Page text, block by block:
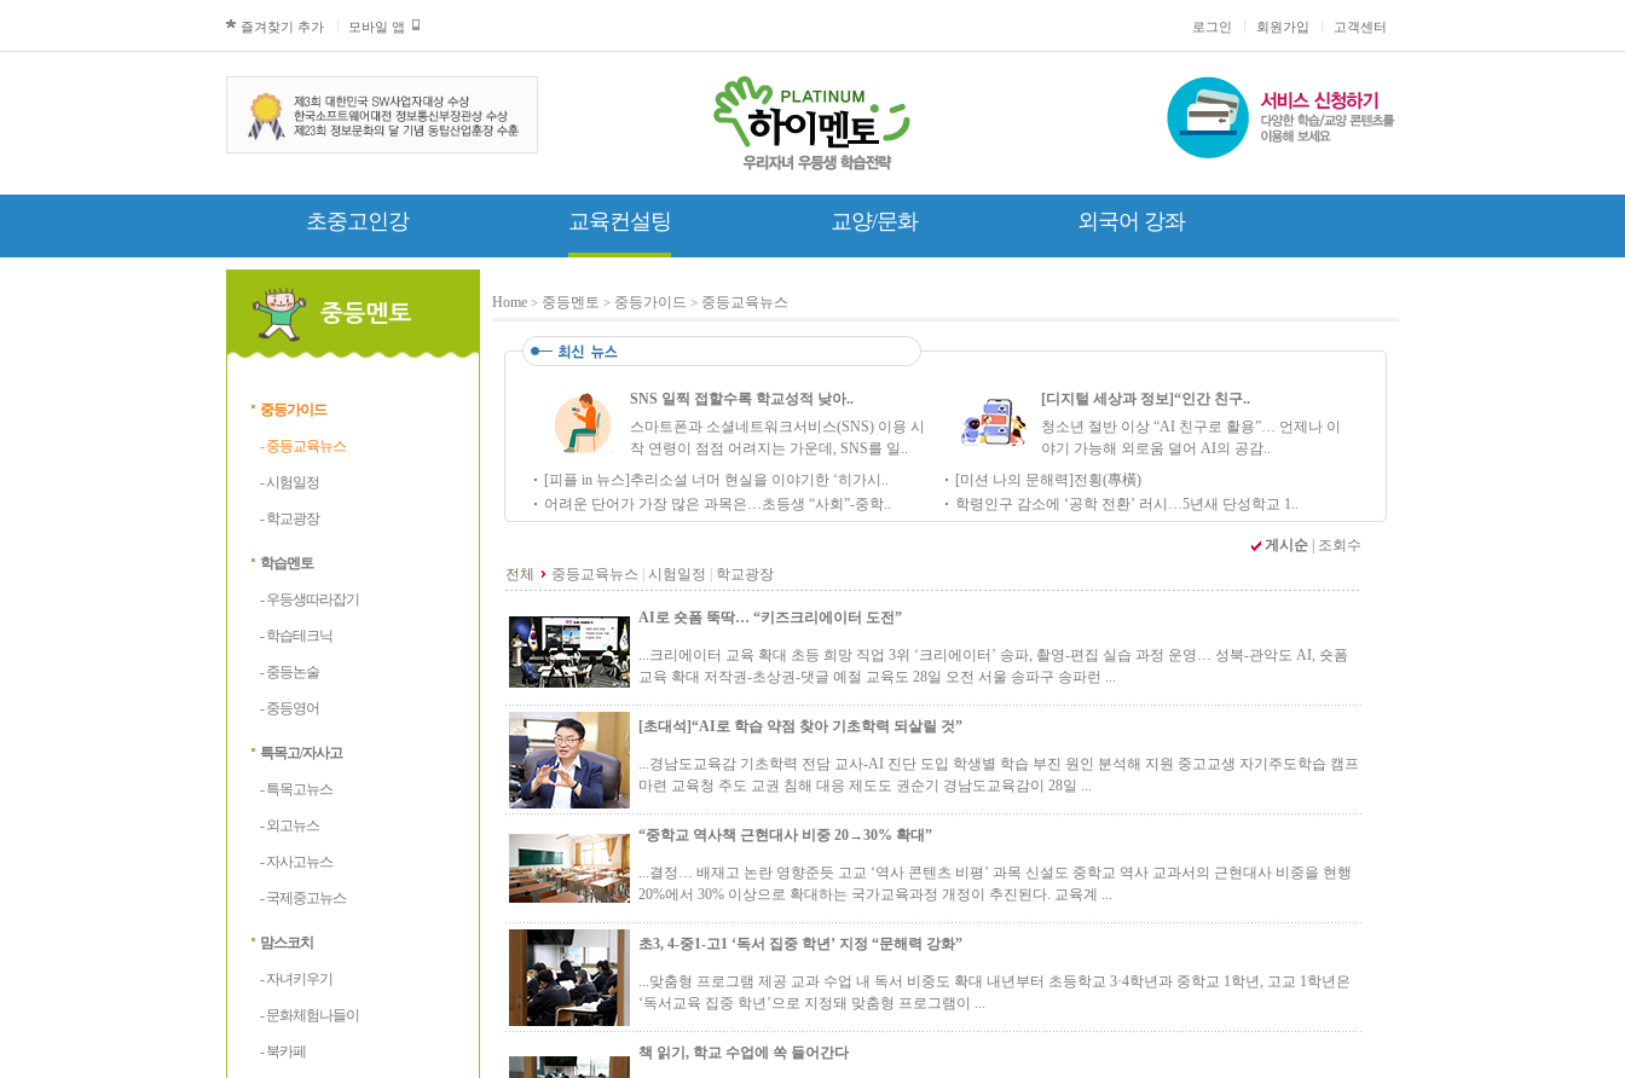
즐겨찾기 추가 모바일 앱 로그인 회원가입 고객센터
초중고인강 교육컨설팅 교양/문화 외국어 강좌
중등가이드
- 중등교육뉴스
- 시험일정
- 학교광장
학습멘토
- 우등생따라잡기
- 학습테크닉
- 중등논술
- 중등영어
특목고/자사고
- 특목고뉴스
- 외고뉴스
- 자사고뉴스
- 국제중고뉴스
맘스코치
- 자녀키우기
- 문화체험나들이
- 북카페
Home > 중등멘토 > 중등가이드 > 중등교육뉴스
SNS 일찍 접할수록 학교성적 낮아..
스마트폰과 소셜네트워크서비스(SNS) 이용 시
작 연령이 점점 어려지는 가운데, SNS를 일..
[디지털 세상과 정보]“인간 친구..
청소년 절반 이상 “AI 친구로 활용”… 언제나 이
야기 가능해 외로움 덜어 AI의 공감..
[피플 in 뉴스]추리소설 너머 현실을 이야기한 ‘히가시..
[미션 나의 문해력]전횡(專橫)
어려운 단어가 가장 많은 과목은…초등생 “사회”-중학..
학령인구 감소에 ‘공학 전환’ 러시…5년새 단성학교 1..
게시순
조회수
전체
중등교육뉴스 시험일정 학교광장
AI로 숏폼 뚝딱… “키즈크리에이터 도전”
...크리에이터 교육 확대 초등 희망 직업 3위 ‘크리에이터’ 송파, 촬영-편집 실습 과정 운영… 성북-관악도 AI, 숏폼
교육 확대 저작권-초상권-댓글 예절 교육도 28일 오전 서울 송파구 송파런 ...
[초대석]“AI로 학습 약점 찾아 기초학력 되살릴 것”
...경남도교육감 기초학력 전담 교사-AI 진단 도입 학생별 학습 부진 원인 분석해 지원 중고교생 자기주도학습 캠프
마련 교육청 주도 교권 침해 대응 제도도 권순기 경남도교육감이 28일 ...
“중학교 역사책 근현대사 비중 20→30% 확대”
...결정… 배재고 논란 영향준듯 고교 ‘역사 콘텐츠 비평’ 과목 신설도 중학교 역사 교과서의 근현대사 비중을 현행
20%에서 30% 이상으로 확대하는 국가교육과정 개정이 추진된다. 교육계 ...
초3, 4-중1-고1 ‘독서 집중 학년’ 지정 “문해력 강화”
...맞춤형 프로그램 제공 교과 수업 내 독서 비중도 확대 내년부터 초등학교 3·4학년과 중학교 1학년, 고교 1학년은
‘독서교육 집중 학년’으로 지정돼 맞춤형 프로그램이 ...
책 읽기, 학교 수업에 쏙 들어간다